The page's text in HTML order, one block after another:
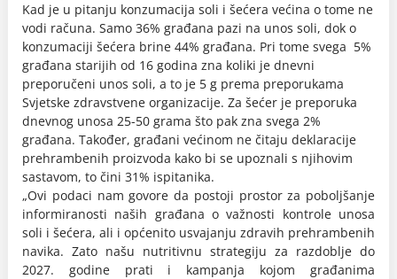
Kad je u pitanju konzumacija soli i šećera većina o tome ne
vodi računa. Samo 36% građana pazi na unos soli, dok o
konzumaciji šećera brine 44% građana. Pri tome svega 5%
građana starijih od 16 godina zna koliki je dnevni
preporučeni unos soli, a to je 5 g prema preporukama
Svjetske zdravstvene organizacije. Za šećer je preporuka
dnevnog unosa 25-50 grama što pak zna svega 2%
građana. Također, građani većinom ne čitaju deklaracije
prehrambenih proizvoda kako bi se upoznali s njihovim
sastavom, to čini 31% ispitanika.
„Ovi podaci nam govore da postoji prostor za poboljšanje
informiranosti naših građana o važnosti kontrole unosa
soli i šećera, ali i općenito usvajanju zdravih prehrambenih
navika. Zato našu nutritivnu strategiju za razdoblje do
2027. godine prati i kampanja kojom građanima